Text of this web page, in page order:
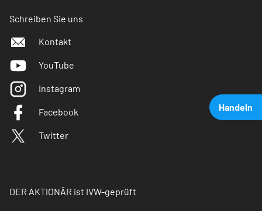
Handeln
Schreiben Sie uns
Kontakt
YouTube
Instagram
Facebook
Twitter
DER AKTIONÄR ist IVW-geprüft